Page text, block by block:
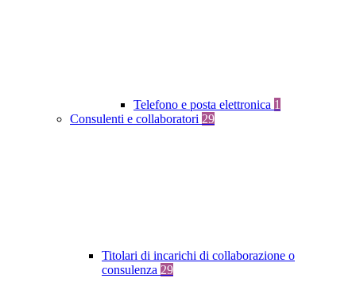
Telefono e posta elettronica 1
Consulenti e collaboratori 29
Titolari di incarichi di collaborazione o
consulenza 29